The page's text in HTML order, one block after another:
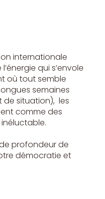
internationale
qui s’envole
où tout semble
semaines
de situation),  les
comme des
profondeur de
démocratie et